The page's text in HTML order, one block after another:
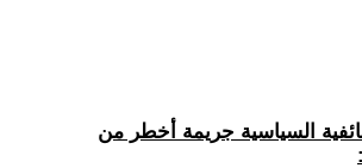
السياسية جريمة أخطر من